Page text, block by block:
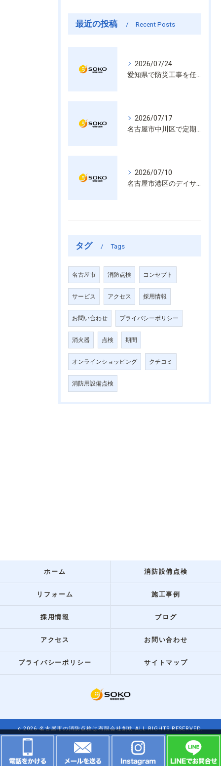
最近の投稿 Recent Posts
2026/07/24
2026/07/17
2026/07/10
タグ Tags
名古屋市 消防点検 コンセプト
サービス アクセス 採用情報
お問い合わせ プライバシーポリシー
消火器 点検 期間
オンラインショッピング クチコミ
消防用設備点検
ホーム 消防設備点検
リフォーム 施工事例
採用情報 ブログ
アクセス お問い合わせ
プライバシーポリシー サイトマップ
c 2026 名古屋市の消防点検は有限会社創功 ALL RIGHTS RESERVED.